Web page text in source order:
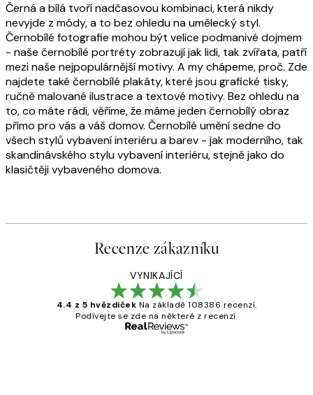
Černá a bílá tvoří nadčasovou kombinaci, která nikdy
nevyjde z módy, a to bez ohledu na umělecký styl.
Černobílé fotografie mohou být velice podmanivé dojmem
- naše černobílé portréty zobrazují jak lidi, tak zvířata, patří
mezi naše nejpopulárnější motivy. A my chápeme, proč. Zde
najdete také černobílé plakáty, které jsou grafické tisky,
ručně malované ilustrace a textové motivy. Bez ohledu na
to, co máte rádi, věříme, že máme jeden černobílý obraz
přímo pro vás a váš domov. Černobílé umění sedne do
všech stylů vybavení interiéru a barev - jak moderního, tak
skandinávského stylu vybavení interiéru, stejně jako do
klasičtěji vybaveného domova.
Recenze zákazníků
VYNIKAJÍCÍ
4.4 z 5 hvězdiček Na základě 108386 recenzí.
Podívejte se zde na některé z recenzí.